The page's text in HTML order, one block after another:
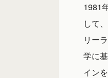
1981
して
リー
学に
イン